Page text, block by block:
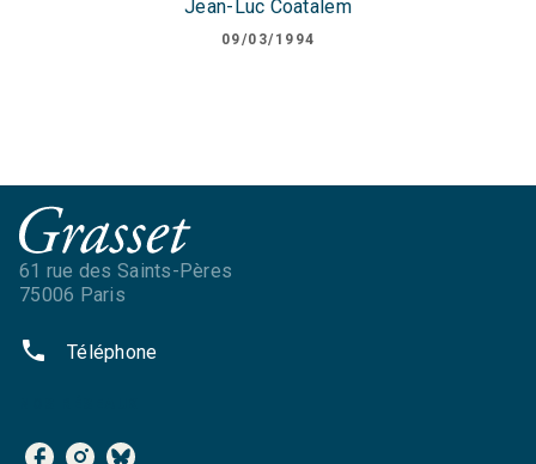
Jean-Luc Coatalem
09/03/1994
61 rue des Saints-Pères
75006 Paris
phone Téléphone